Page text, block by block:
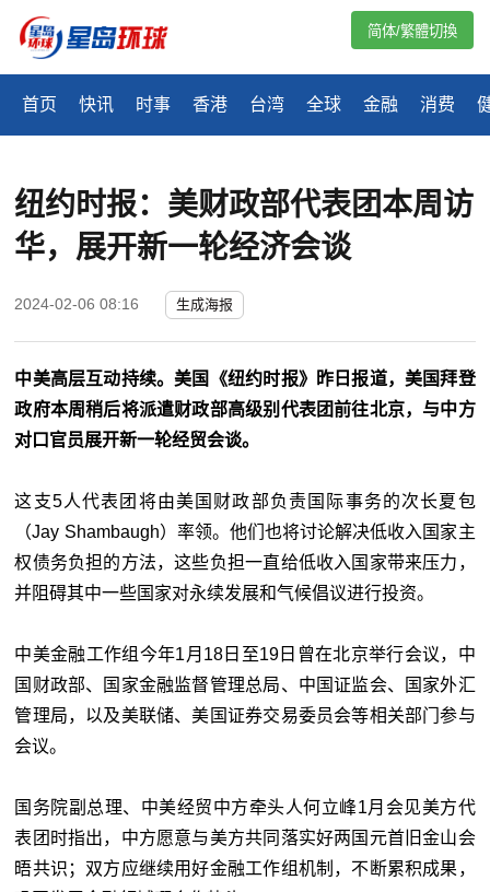
首页 快讯 时事 香港 台湾 全球 金融 消费
简体/繁體切換
纽约时报：美财政部代表团本周访
华，展开新一轮经济会谈
2024-02-06 08:16 生成海报
中美高层互动持续。美国《纽约时报》昨日报道，美国拜登
政府本周稍后将派遣财政部高级别代表团前往北京，与中方
对口官员展开新一轮经贸会谈。
这支5人代表团将由美国财政部负责国际事务的次长夏包
（Jay Shambaugh）率领。他们也将讨论解决低收入国家主
权债务负担的方法，这些负担一直给低收入国家带来压力，
并阻碍其中一些国家对永续发展和气候倡议进行投资。
中美金融工作组今年1月18日至19日曾在北京举行会议，中
国财政部、国家金融监督管理总局、中国证监会、国家外汇
管理局，以及美联储、美国证券交易委员会等相关部门参与
会议。
国务院副总理、中美经贸中方牵头人何立峰1月会见美方代
表团时指出，中方愿意与美方共同落实好两国元首旧金山会
晤共识；双方应继续用好金融工作组机制，不断累积成果，